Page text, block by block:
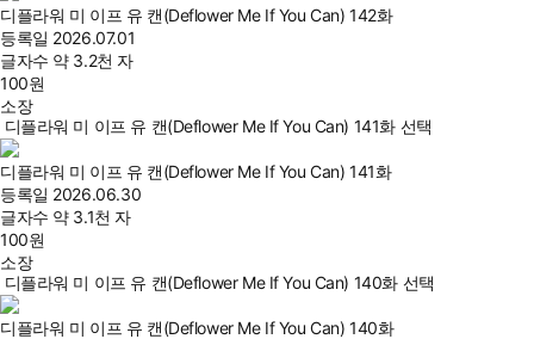
디플라워 미 이프 유 캔(Deflower Me If You Can) 142화
등록일 2026.07.01
글자수 약 3.2천 자
100원
소장
디플라워 미 이프 유 캔(Deflower Me If You Can) 141화 선택
디플라워 미 이프 유 캔(Deflower Me If You Can) 141화
등록일 2026.06.30
글자수 약 3.1천 자
100원
소장
디플라워 미 이프 유 캔(Deflower Me If You Can) 140화 선택
디플라워 미 이프 유 캔(Deflower Me If You Can) 140화